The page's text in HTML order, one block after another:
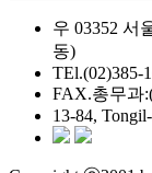
우 03352 서
동)
TEl.(02)385-
FAX.총무과
13-84,